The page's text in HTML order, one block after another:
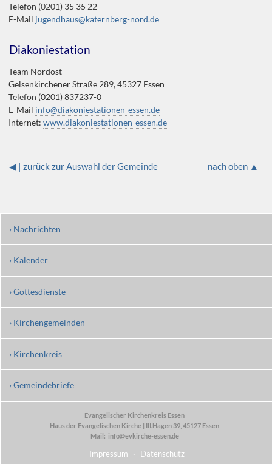
Telefon (0201) 35 35 22
E-Mail jugendhaus@katernberg-nord.de
Diakoniestation
Team Nordost
Gelsenkirchener Straße 289, 45327 Essen
Telefon (0201) 837237-0
E-Mail info@diakoniestationen-essen.de
Internet:www.diakoniestationen-essen.de
◀ | zurück zur Auswahl der Gemeinde nach oben ▲
› Nachrichten
› Kalender
› Gottesdienste
› Kirchengemeinden
› Kirchenkreis
› Gemeindebriefe
Evangelischer Kirchenkreis Essen
Haus der Evangelischen Kirche | III.Hagen 39, 45127 Essen
Mail: info@evkirche-essen.de
Impressum · Datenschutz